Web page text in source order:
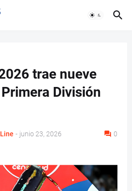
trae nueve
División
- junio 23, 2026 0